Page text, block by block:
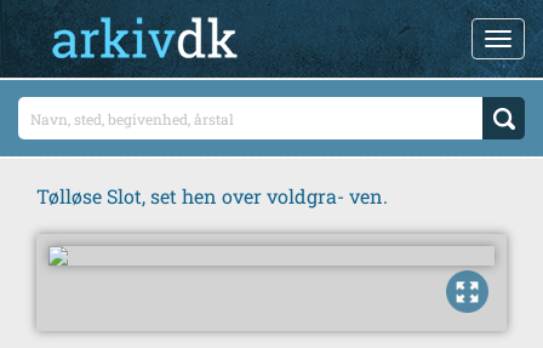
Tølløse Slot, set hen over voldgra- ven.